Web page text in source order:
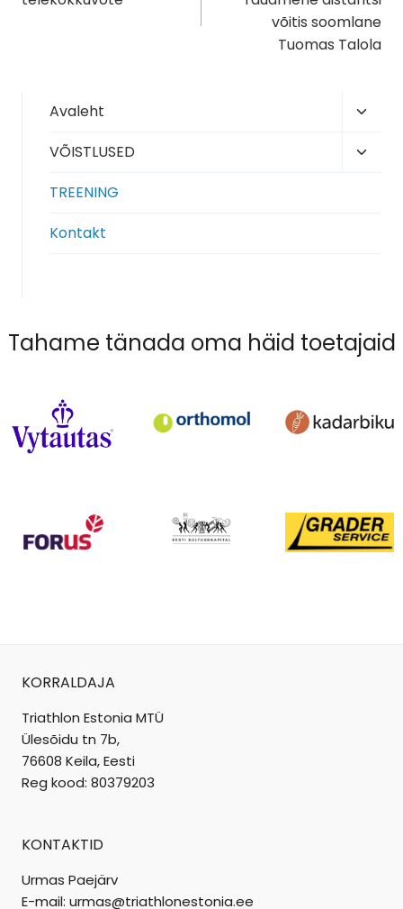
võitis soomlane
Tuomas Talola
Avaleht
menu
VÕISTLUSED
TREENING
Kontakt
Tahame tänada oma häid toetajaid
KORRALDAJA
Triathlon Estonia MTÜ
Ülesõidu tn 7b,
76608 Keila, Eesti
Reg kood: 80379203
KONTAKTID
Urmas Paejärv
E-mail: urmas@triathlonestonia.ee